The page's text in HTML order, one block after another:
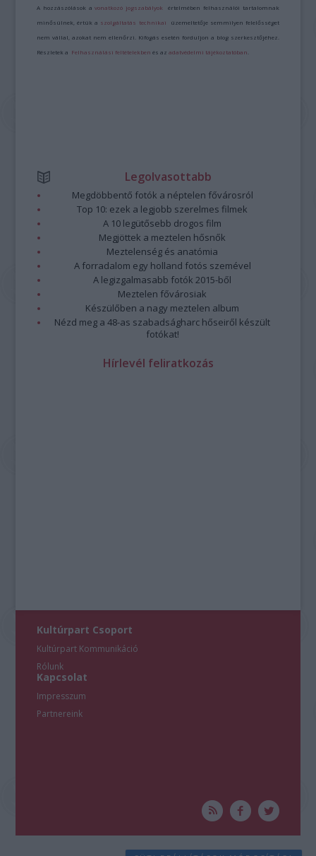
A hozzászólások avonatkozó jogszabályok értelmében felhasználói tartalomnak
minősülnek, értük a szolgáltatás technikai üzemeltetője semmilyen felelősséget
nem vállal, azokat nem ellenőrzi. Kifogás esetén forduljon a blog szerkesztőjéhez.
Részletek a Felhasználási feltételekben és azadatvédelmi tájékoztatóban
Legolvasottabb
Megdöbbentő fotók a néptelen fővárosról
Top 10: ezek a legjobb szerelmes filmek
A 10 legütősebb drogos film
Megjöttek a meztelen hősnők
Meztelenség és anatómia
A forradalom egy holland fotós szemével
A legizgalmasabb fotók 2015-ből
Meztelen fővárosiak
Készülőben a nagy meztelen album
Nézd meg a 48-as szabadságharc hőseiről készült
fotókat!
Hírlevél feliratkozás
Kultúrpart Csoport
Kultúrpart Kommunikáció
Rólunk
Kapcsolat
Impresszum
Partnereink